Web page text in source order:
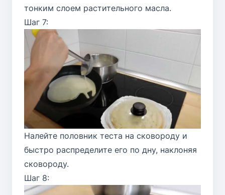
тонким слоем растительного масла.
Шаг 7:
Налейте половник теста на сковороду и
быстро распределите его по дну, наклоняя
сковороду.
Шаг 8: